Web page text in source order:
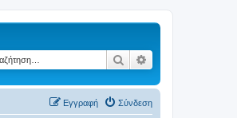
Αναζήτηση
Σύνδεση
Εγγραφή